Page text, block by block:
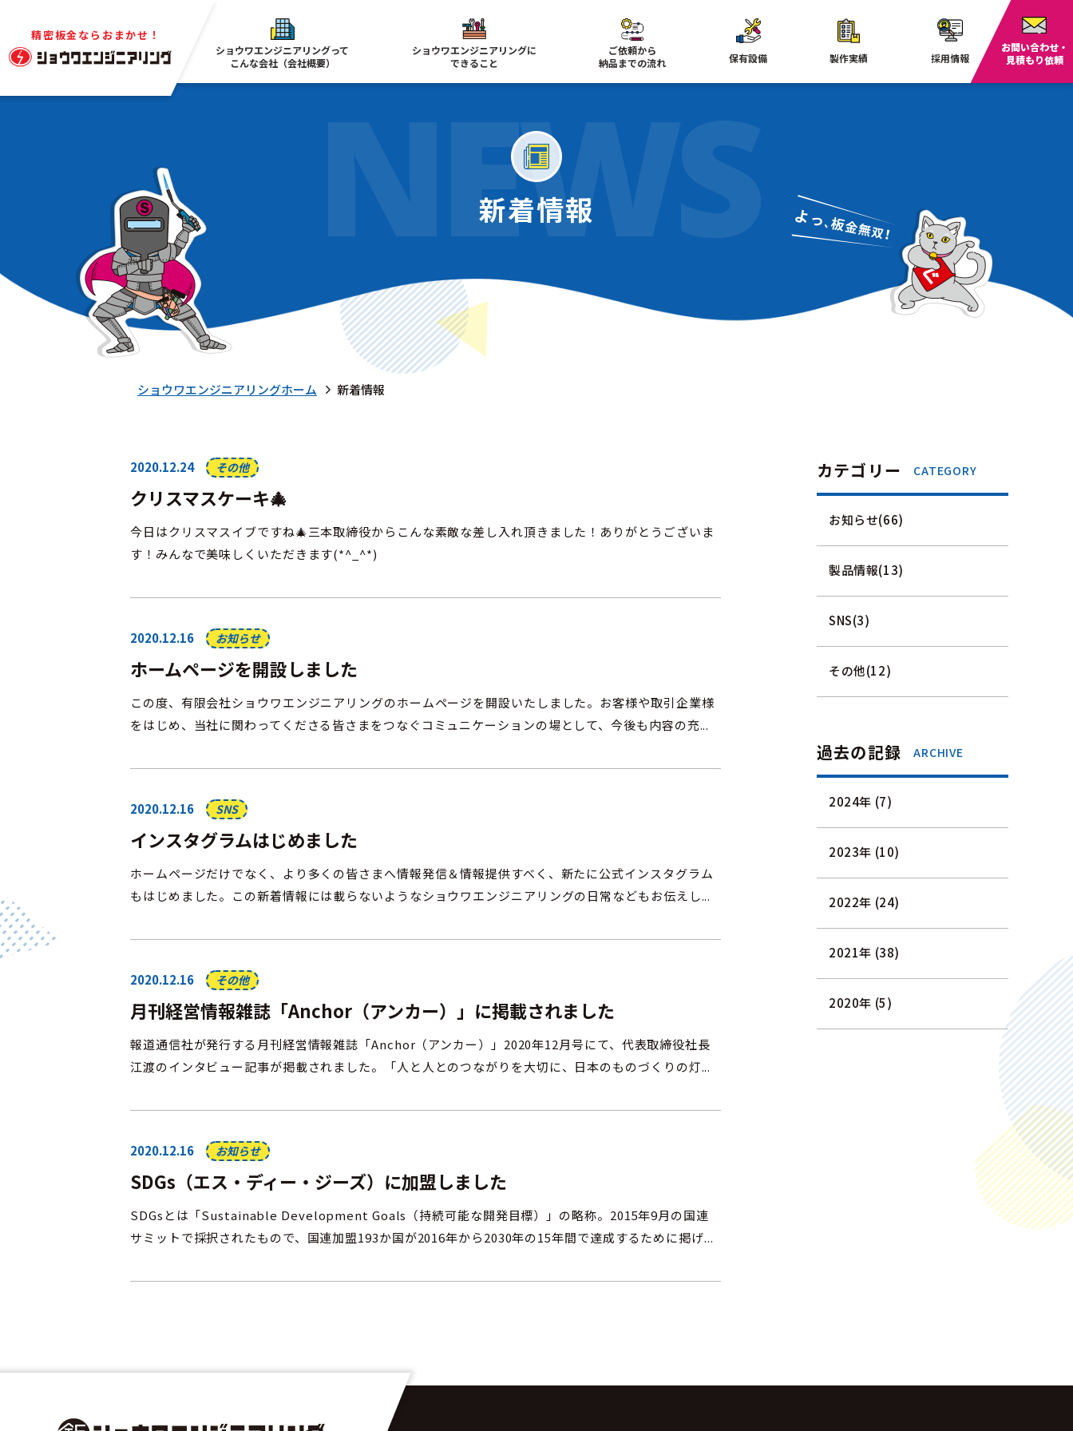
精密板金ならおまかせ！
ショウワエンジニアリングって
こんな会社（会社概要）
ショウワエンジニアリングに
できること
ご依頼から
納品までの流れ
保有設備 製作実績 採用情報
お問い合わせ・
見積もり依頼
新着情報
NEWS
ショウワエンジニアリングホーム 新着情報
2020.12.24 その他
クリスマスケーキ🎄
今日はクリスマスイブですね🎄三本取締役からこんな素敵な差し入れ頂きました！ありがとうございま
す！みんなで美味しくいただきます(*^_^*)
2020.12.16 お知らせ
ホームページを開設しました
この度、有限会社ショウワエンジニアリングのホームページを開設いたしました。お客様や取引企業様
をはじめ、当社に関わってくださる皆さまをつなぐコミュニケーションの場として、今後も内容の充...
2020.12.16 SNS
インスタグラムはじめました
ホームページだけでなく、より多くの皆さまへ情報発信＆情報提供すべく、新たに公式インスタグラム
もはじめました。この新着情報には載らないようなショウワエンジニアリングの日常などもお伝えし...
2020.12.16 その他
月刊経営情報雑誌「Anchor（アンカー）」に掲載されました
報道通信社が発行する月刊経営情報雑誌「Anchor（アンカー）」2020年12月号にて、代表取締役社長
江渡のインタビュー記事が掲載されました。「人と人とのつながりを大切に、日本のものづくりの灯...
2020.12.16 お知らせ
SDGs（エス・ディー・ジーズ）に加盟しました
SDGsとは「Sustainable Development Goals（持続可能な開発目標）」の略称。2015年9月の国連
サミットで採択されたもので、国連加盟193か国が2016年から2030年の15年間で達成するために掲げ...
カテゴリー CATEGORY
お知らせ(66)
製品情報(13)
SNS(3)
その他(12)
過去の記録 ARCHIVE
2024年 (7)
2023年 (10)
2022年 (24)
2021年 (38)
2020年 (5)